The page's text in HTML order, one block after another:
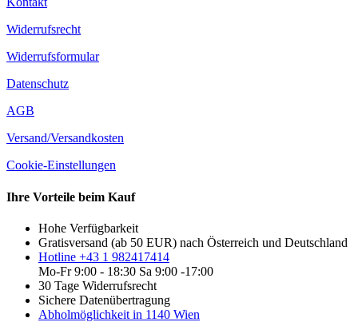
Widerrufsrecht
Widerrufsformular
Datenschutz
AGB
Versand/Versandkosten
Cookie-Einstellungen
Ihre Vorteile beim Kauf
Hohe Verfügbarkeit
Gratisversand (ab 50 EUR) nach Österreich und Deutschland
Hotline +43 1 982417414
Mo-Fr 9:00 - 18:30 Sa 9:00 -17:00
30 Tage Widerrufsrecht
Sichere Datenübertragung
Abholmöglichkeit in 1140 Wien